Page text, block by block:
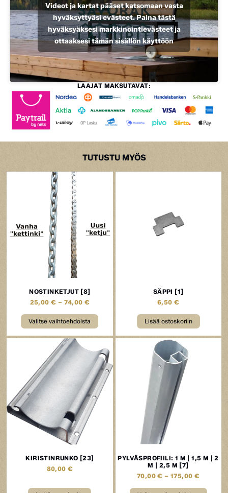
Videot ja kartat pääset katsomaan vasta
hyväksyttyäsi evästeet. Paina tästä
hyväksyäksesi markkinointievästeet ja
ottaaksesi tämän sisällön käyttöön
LAAJAT MAKSUTAVAT:
TUTUSTU MYÖS
NOSTINKETJUT [8]
25,00 € – 74,00 €
Valitse vaihtoehdoista
SÄPPI [1]
6,50 €
Lisää ostoskoriin
KIRISTINRUNKO [23]
80,00 €
PYLVÄSPROFIILI: 1 M | 1,5 M | 2
M | 2,5 M [7]
70,00€ – 175,00 €